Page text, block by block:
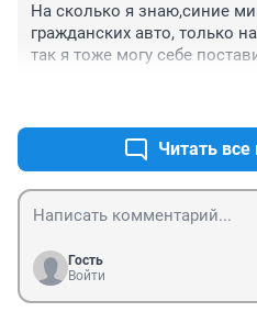
На сколько я знаю,синие
гражданских авто, только
так я тоже могу себе
Читать
Гость
Войти